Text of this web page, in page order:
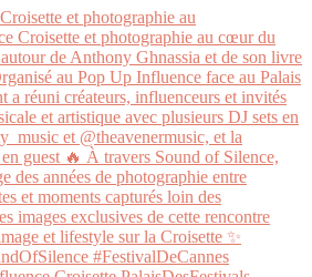
et photographie au